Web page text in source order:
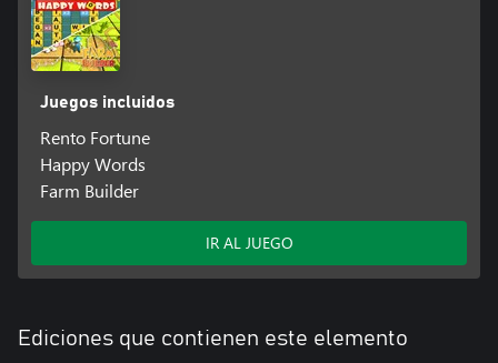
Juegos incluidos
Rento Fortune
Happy Words
Farm Builder
IR AL JUEGO
Ediciones que contienen este elemento